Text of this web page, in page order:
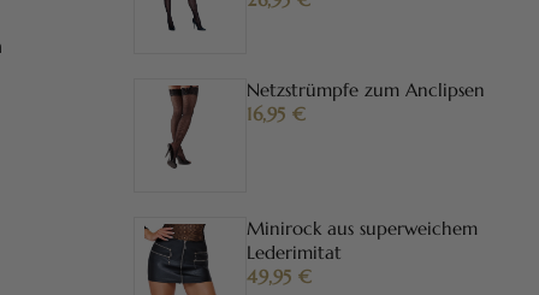
Netzstrümpfe zum Anclipsen
16,95€
Minirock aus superweichem
Lederimitat
49,95€